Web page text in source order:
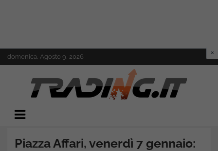
Skip
to
domenica, Agosto 9, 2026
Trading.it
Piazza Affari, venerdì 7 gennaio: